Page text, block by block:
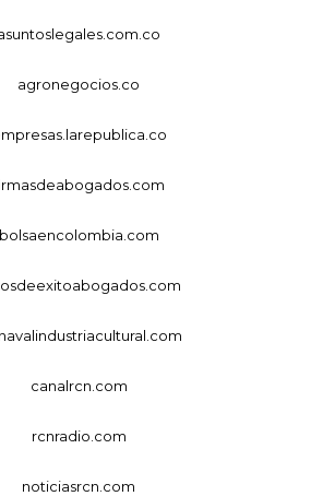
agronegocios.co
bolsaencolombia.com
canalrcn.com
rcnradio.com
noticiasrcn.com